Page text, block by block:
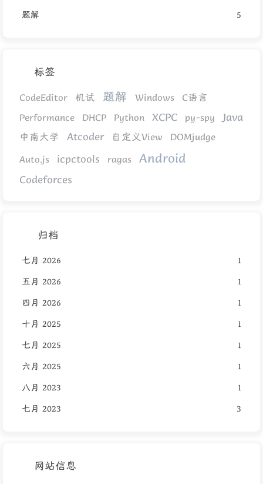
题解
5
标签
CodeEditor 机试 题解 Windows
C语言
Performance
DHCP Python XCPC py-spy Java
中南大学 Atcoder 自定义View
DOMjudge
Auto.js
icpctools ragas Android
Codeforces
归档
七月 2026
1
五月 2026
1
四月 2026
1
十月 2025
1
七月 2025
1
六月 2025
1
八月 2023
1
七月 2023
3
网站信息